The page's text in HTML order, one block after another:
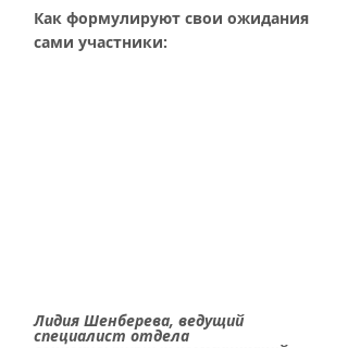
Как формулируют свои ожидания
сами участники:
Лидия Шенберева, ведущий
специалист отдела